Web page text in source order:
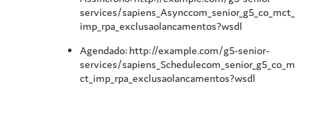
services/sapiens_Asynccom_senior_g5_co_mct_
imp_rpa_exclusaolancamentos?wsdl
Agendado: http://example.com/g5-senior-
services/sapiens_Schedulecom_senior_g5_co_m
ct_imp_rpa_exclusaolancamentos?wsdl